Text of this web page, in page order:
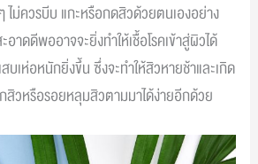
ไม่ควรบีบ แกะหรือกดสิวด้วยตนเองอย่าง
อาดดีพออาจจะยิ่งทำให้เชื้อโรคเข้าสู่ผิวได้
บเห่อหนักยิ่งขึ้น ซึ่งจะทำให้สิวหายช้าและเกิด
สิวหรือรอยหลุมสิวตามมาได้ง่ายอีกด้วย